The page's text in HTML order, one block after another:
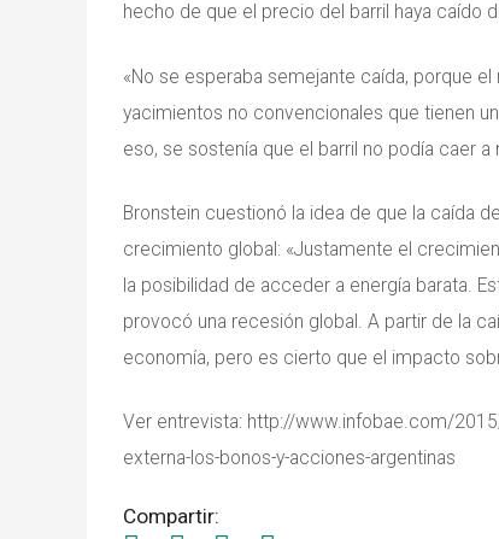
hecho de que el precio del barril haya caído
«No se esperaba semejante caída, porque
yacimientos no convencionales que tienen
eso, se sostenía que el barril no podía caer
Bronstein cuestionó la idea de que la caída
crecimiento global: «Justamente el
la posibilidad de acceder a energía barata.
provocó una recesión global. A partir de la
economía, pero es cierto que el impacto
Ver entrevista: http://www.infobae.com/
externa-los-bonos-y-acciones-argentinas
Compartir: